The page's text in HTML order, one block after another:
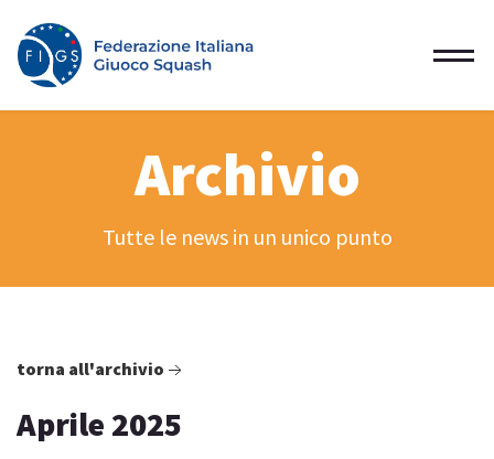
Archivio
Tutte le news in un unico punto
torna all'archivio
Aprile 2025